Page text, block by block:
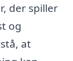
der spiller
og
at